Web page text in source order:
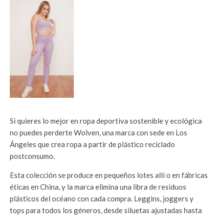
Si quieres lo mejor en ropa deportiva sostenible y ecológica
no puedes perderte Wolven, una marca con sede en Los
Ángeles que crea ropa a partir de plástico reciclado
postconsumo.
Esta colección se produce en pequeños lotes allí o en fábricas
éticas en China, y la marca elimina una libra de residuos
plásticos del océano con cada compra. Leggins, joggers y
tops para todos los géneros, desde siluetas ajustadas hasta